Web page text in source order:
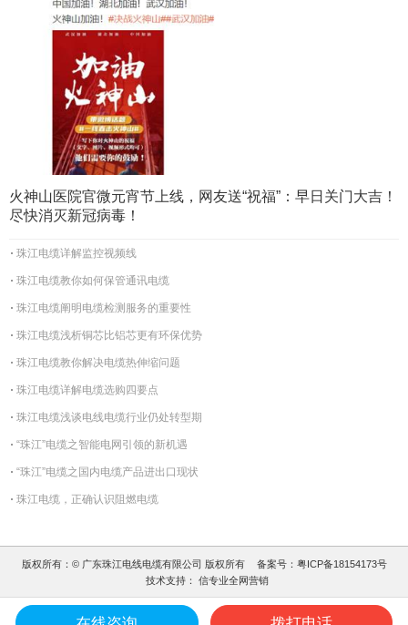
火神山医院官微元宵节上线，网友送“祝福”：早日关门大吉！
尽快消灭新冠病毒！
珠江电缆详解监控视频线
珠江电缆教你如何保管通讯电缆
珠江电缆阐明电缆检测服务的重要性
珠江电缆浅析铜芯比铝芯更有环保优势
珠江电缆教你解决电缆热伸缩问题
珠江电缆详解电缆选购四要点
珠江电缆浅谈电线电缆行业仍处转型期
“珠江”电缆之智能电网引领的新机遇
“珠江”电缆之国内电缆产品进出口现状
珠江电缆，正确认识阻燃电缆
版权所有：© 广东珠江电线电缆有限公司 版权所有 备案号： 粤ICP备18154173号
技术支持：
信专业全网营销